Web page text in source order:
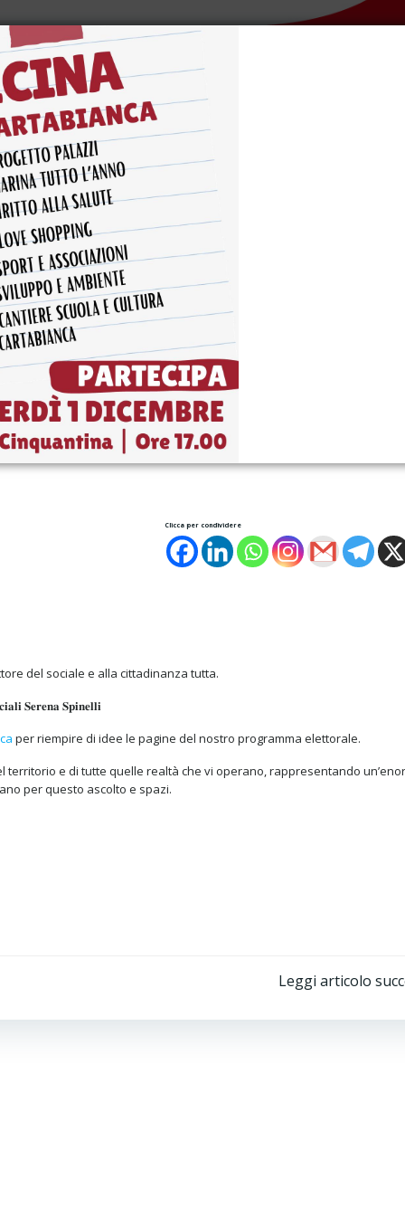
Clicca per condividere
del sociale e alla cittadinanza tutta.
𝐒𝐞𝐫𝐞𝐧𝐚 𝐒𝐩𝐢𝐧𝐞𝐥𝐥𝐢
per riempire di idee le pagine del nostro programma elettorale.
territorio e di tutte quelle realtà che vi operano, rappresentando
per questo ascolto e spazi.
navigation
Leggi articolo